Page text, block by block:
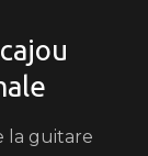
la guitare